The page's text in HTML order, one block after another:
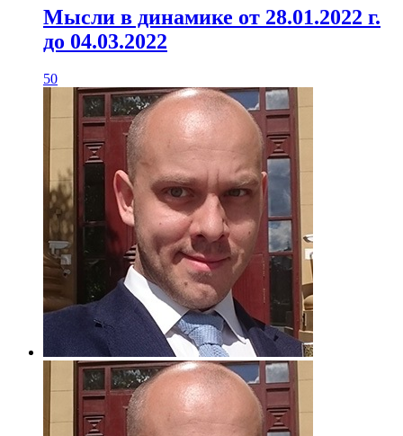
Мысли в динамике от 28.01.2022 г.
до 04.03.2022
50